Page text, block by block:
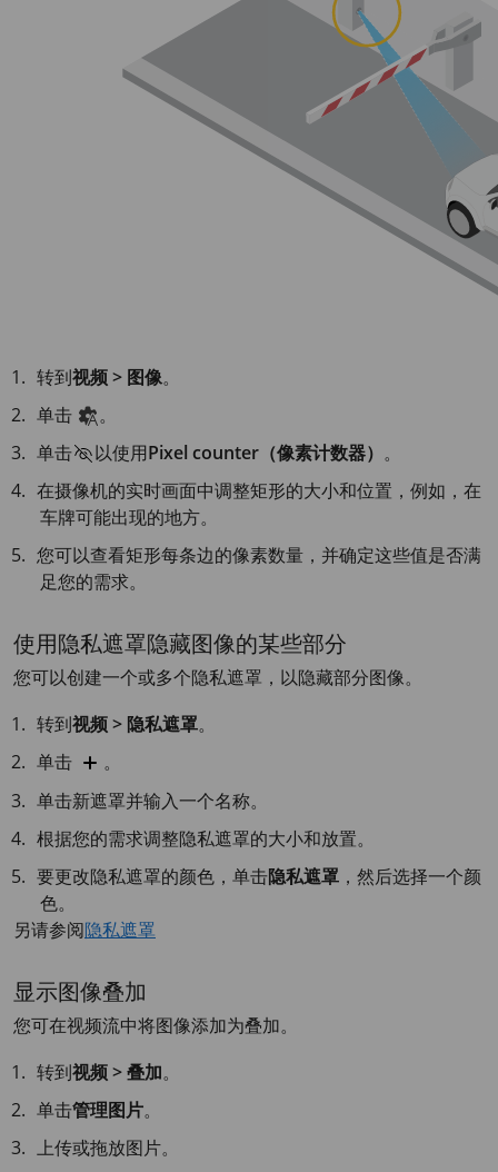
转到视频 > 图像。
单击
。
单击
以使用Pixel counter（像素计数器） 。
在摄像机的实时画面中调整矩形的大小和位置，例如，在
车牌可能出现的地方。
您可以查看矩形每条边的像素数量，并确定这些值是否满
足您的需求。
使用隐私遮罩隐藏图像的某些部分
您可以创建一个或多个隐私遮罩，以隐藏部分图像。
转到视频 > 隐私遮罩。
单击
。
单击新遮罩并输入一个名称。
根据您的需求调整隐私遮罩的大小和放置。
要更改隐私遮罩的颜色，单击隐私遮罩 ，然后选择一个颜
色。
另请参阅隐私遮罩
显示图像叠加
您可在视频流中将图像添加为叠加。
转到视频 > 叠加。
单击管理图片。
上传或拖放图片。